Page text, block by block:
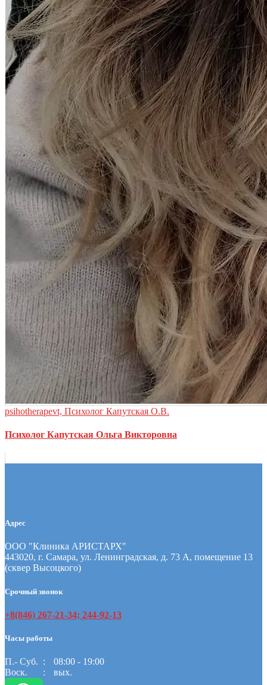
psihotherapevt, Психолог Капутская О.В.
Психолог Капутская Ольга Викторовна
Адрес
ООО "Клиника АРИСТАРХ"
443020, г. Самара, ул. Ленинградская, д. 73 А, помещение 13
(сквер Высоцкого)
Срочный звонок
+8(846) 267-21-34; 244-92-13
Часы работы
П.- Суб.
08:00 - 19:00
Воск.
вых.